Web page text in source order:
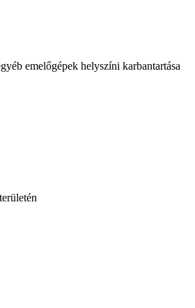
emelőgépek helyszíni karbantartása